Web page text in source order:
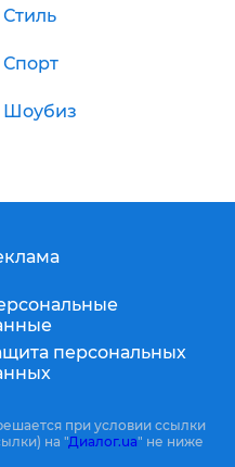
Стиль
Спорт
Шоубиз
персональных
при условии ссылки
на "Диалог.ua" не ниже